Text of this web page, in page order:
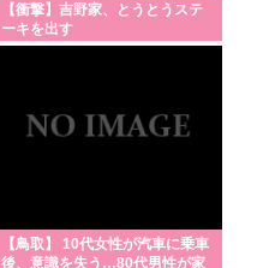
【衝撃】吉野家、とうとうステ
ーキを出す
【鳥取】 10代女性が汽車に乗車
後、意識を失う…80代男性が家